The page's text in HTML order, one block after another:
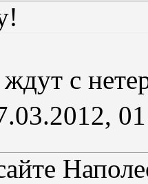
с